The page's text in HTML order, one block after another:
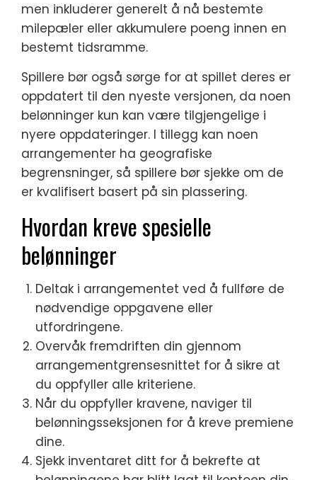
men inkluderer generelt å nå bestemte
milepæler eller akkumulere poeng innen en
bestemt tidsramme.
Spillere bør også sørge for at spillet deres er
oppdatert til den nyeste versjonen, da noen
belønninger kun kan være tilgjengelige i
nyere oppdateringer. I tillegg kan noen
arrangementer ha geografiske
begrensninger, så spillere bør sjekke om de
er kvalifisert basert på sin plassering.
Hvordan kreve spesielle
belønninger
Deltak i arrangementet ved å fullføre de
nødvendige oppgavene eller
utfordringene.
Overvåk fremdriften din gjennom
arrangementgrensesnittet for å sikre at
du oppfyller alle kriteriene.
Når du oppfyller kravene, naviger til
belønningsseksjonen for å kreve premiene
dine.
Sjekk inventaret ditt for å bekrefte at